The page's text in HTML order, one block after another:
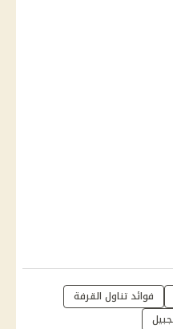
فوائد تناول القرفة